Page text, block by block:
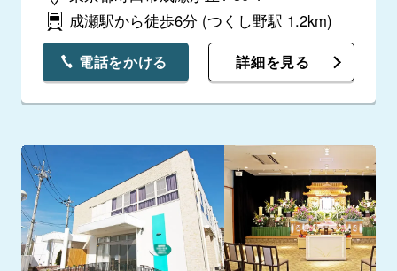
成瀬駅から徒歩6分 (つくし野駅 1.2km)
電話をかける 詳細を見る